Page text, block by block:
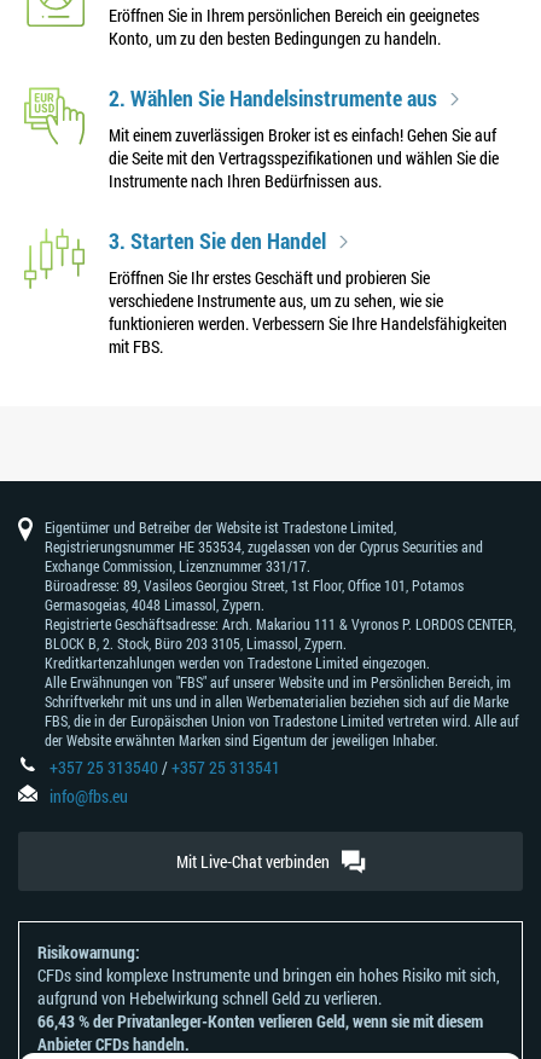
Eröffnen Sie in Ihrem persönlichen Bereich ein geeignetes
Konto, um zu den besten Bedingungen zu handeln.
2. Wählen Sie Handelsinstrumente aus
Mit einem zuverlässigen Broker ist es einfach! Gehen Sie auf
die Seite mit den Vertragsspezifikationen und wählen Sie die
Instrumente nach Ihren Bedürfnissen aus.
3. Starten Sie den Handel
Eröffnen Sie Ihr erstes Geschäft und probieren Sie
verschiedene Instrumente aus, um zu sehen, wie sie
funktionieren werden. Verbessern Sie Ihre Handelsfähigkeiten
mit FBS.
Eigentümer und Betreiber der Website ist Tradestone Limited,
Registrierungsnummer HE 353534, zugelassen von der Cyprus Securities and
Exchange Commission, Lizenznummer 331/17.
Büroadresse: 89, Vasileos Georgiou Street, 1st Floor, Office 101, Potamos
Germasogeias, 4048 Limassol, Zypern.
Registrierte Geschäftsadresse: Arch. Makariou 111 & Vyronos Р. LORDOS CENTER,
BLOCK В, 2. Stock, Büro 203 3105, Limassol, Zypern.
Kreditkartenzahlungen werden von Tradestone Limited eingezogen.
Alle Erwähnungen von "FBS" auf unserer Website und im Persönlichen Bereich, im
Schriftverkehr mit uns und in allen Werbematerialien beziehen sich auf die Marke
FBS, die in der Europäischen Union von Tradestone Limited vertreten wird. Alle auf
der Website erwähnten Marken sind Eigentum der jeweiligen Inhaber.
+357 25 313540/+357 25 313541
info@fbs.eu
Mit Live-Chat verbinden
Risikowarnung:
CFDs sind komplexe Instrumente und bringen ein hohes Risiko mit sich,
aufgrund von Hebelwirkung schnell Geld zu verlieren.
66,43 % der Privatanleger-Konten verlieren Geld, wenn sie mit diesem
Anbieter CFDs handeln.